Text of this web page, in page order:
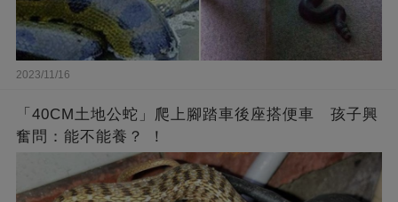
2023/11/16
「40CM土地公蛇」爬上腳踏車後座搭便車 孩子興
奮問：能不能養？ ！